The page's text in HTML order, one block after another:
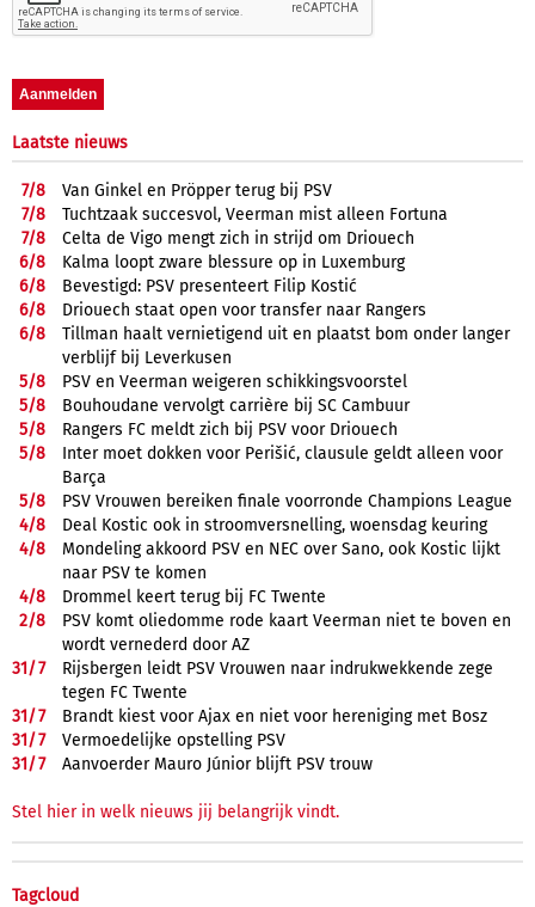
Laatste nieuws
7/8
Van Ginkel en Pröpper terug bij PSV
7/8
Tuchtzaak succesvol, Veerman mist alleen Fortuna
7/8
Celta de Vigo mengt zich in strijd om Driouech
6/8
Kalma loopt zware blessure op in Luxemburg
6/8
Bevestigd: PSV presenteert Filip Kostić
6/8
Driouech staat open voor transfer naar Rangers
6/8
Tillman haalt vernietigend uit en plaatst bom onder langer
verblijf bij Leverkusen
5/8
PSV en Veerman weigeren schikkingsvoorstel
5/8
Bouhoudane vervolgt carrière bij SC Cambuur
5/8
Rangers FC meldt zich bij PSV voor Driouech
5/8
Inter moet dokken voor Perišić, clausule geldt alleen voor
Barça
5/8
PSV Vrouwen bereiken finale voorronde Champions League
4/8
Deal Kostic ook in stroomversnelling, woensdag keuring
4/8
Mondeling akkoord PSV en NEC over Sano, ook Kostic lijkt
naar PSV te komen
4/8
Drommel keert terug bij FC Twente
2/8
PSV komt oliedomme rode kaart Veerman niet te boven en
wordt vernederd door AZ
31/7
Rijsbergen leidt PSV Vrouwen naar indrukwekkende zege
tegen FC Twente
31/7
Brandt kiest voor Ajax en niet voor hereniging met Bosz
31/7
Vermoedelijke opstelling PSV
31/7 Aanvoerder Mauro Júnior blijft PSV trouw
Stel hier in welk nieuws jij belangrijk vindt.
Tagcloud